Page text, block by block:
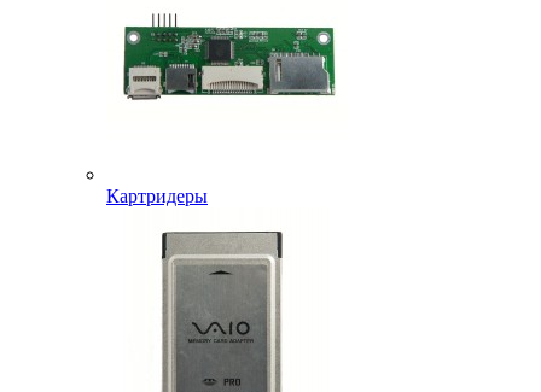
Картридеры